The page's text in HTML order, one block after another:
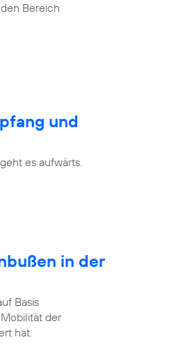
Bereich
und
es aufwärts.
in der
Basis
der
hat.